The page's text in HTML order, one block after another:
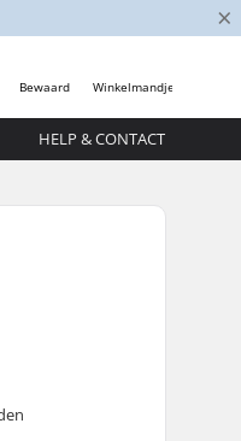
×
Winkelmandje
Bewaard
HELP & CONTACT